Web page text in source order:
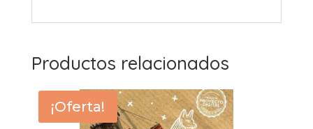
Productos relacionados
¡Oferta!